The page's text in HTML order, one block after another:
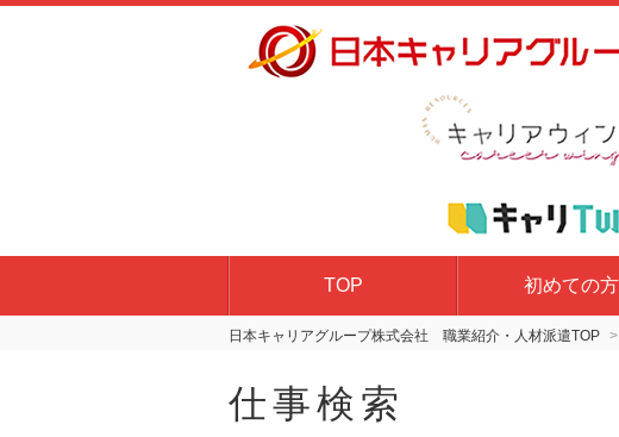
TOP 初めての方
日本キャリアグループ株式会社 職業紹介・人材派遣TOP
仕事検索